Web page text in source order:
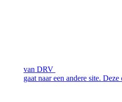
van DRV
gaat naar een andere site.